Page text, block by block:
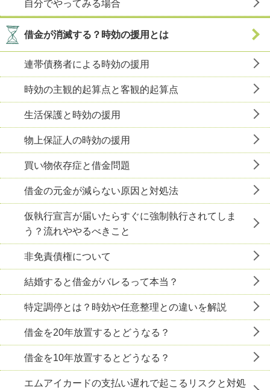
自分でやってみる場合
借金が消滅する？時効の援用とは
連帯債務者による時効の援用
時効の主観的起算点と客観的起算点
生活保護と時効の援用
物上保証人の時効の援用
買い物依存症と借金問題
借金の元金が減らない原因と対処法
仮執行宣言が届いたらすぐに強制執行されてしま
う？流れややるべきこと
非免責債権について
結婚すると借金がバレるって本当？
特定調停とは？時効や任意整理との違いを解説
借金を20年放置するとどうなる？
借金を10年放置するとどうなる？
エムアイカードの支払い遅れで起こるリスクと対処